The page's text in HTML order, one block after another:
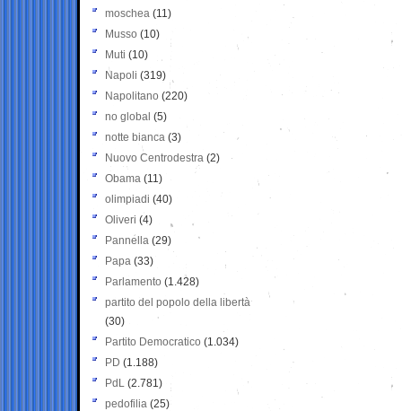
moschea (11)
Musso (10)
Muti (10)
Napoli (319)
Napolitano (220)
no global (5)
notte bianca (3)
Nuovo Centrodestra (2)
Obama (11)
olimpiadi (40)
Oliveri (4)
Pannella (29)
Papa (33)
Parlamento (1.428)
partito del popolo della libertà
(30)
Partito Democratico (1.034)
PD (1.188)
PdL (2.781)
pedofilia (25)